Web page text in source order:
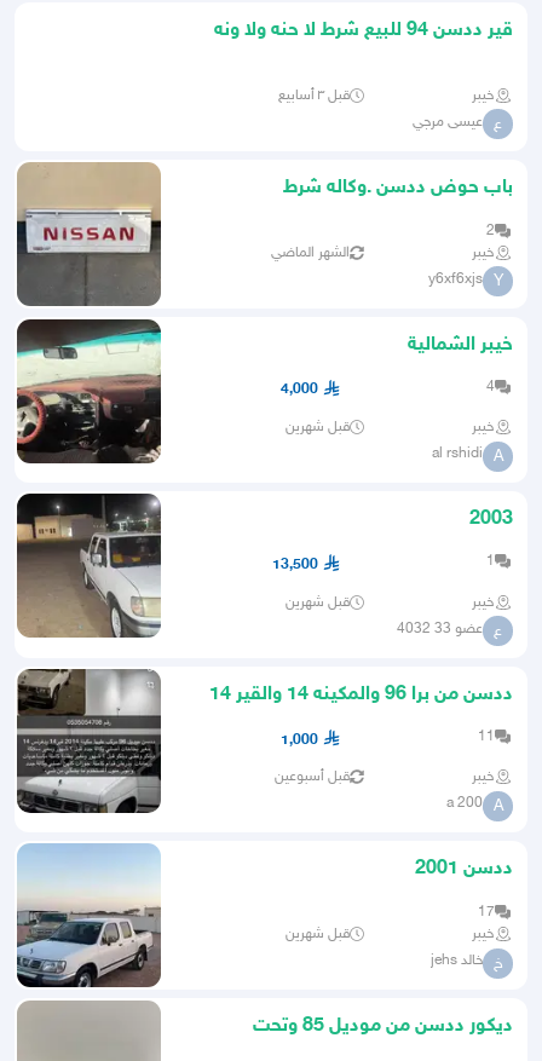
قير ددسن 94 للبيع شرط لا حنه ولا ونه
خيبر قبل ٣ أسابيع
ع عيسى مرجي
باب حوض ددسن .وكاله شرط
2
خيبر
الشهر الماضي
Y
y6xf6xjs
خيبر الشمالية
4
4,000
خيبر قبل شهرين
A
al rshidi
2003
1
13,500
خيبر قبل شهرين
ع عضو 33 4032
ددسن من برا 96 والمكينه 14 والقير 14
11
1,000
خيبر قبل أسبوعين
A
a 200
ددسن 2001
17
خيبر
قبل شهرين
خ خالد jehs
ديكور ددسن من موديل 85 وتحت